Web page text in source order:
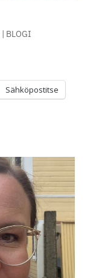
| BLOGI
Sähköpostitse